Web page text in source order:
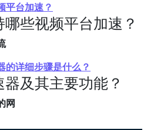
平台加速？
些视频平台加速？
的详细步骤是什么？
及其主要功能？
网